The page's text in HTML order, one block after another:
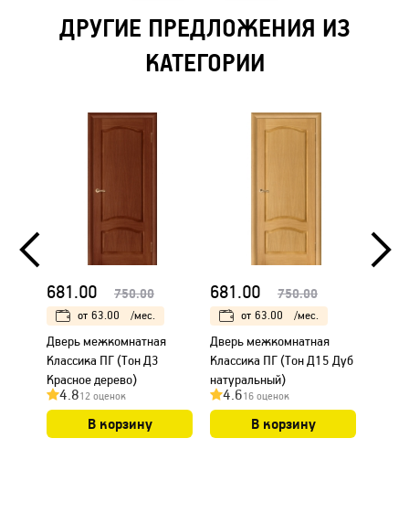
ДРУГИЕ ПРЕДЛОЖЕНИЯ ИЗ
КАТЕГОРИИ
681.00 750.00
от 63.00 /мес.
Дверь межкомнатная
Классика ПГ (Тон Д3
Красное дерево)
4.812 оценок
В корзину
681.00 750.00
от 63.00 /мес.
Дверь межкомнатная
Классика ПГ (Тон Д15 Дуб
натуральный)
4.616 оценок
В корзину